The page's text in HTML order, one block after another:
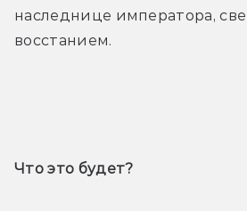
наследнице императора,
восстанием.
Что это будет?